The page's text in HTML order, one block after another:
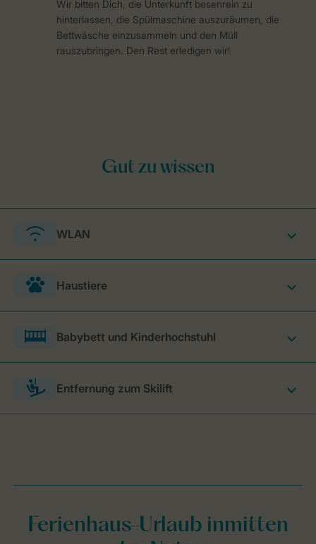
Wir bitten Dich, die Unterkunft besenrein zu
hinterlassen, die Spülmaschine auszuräumen, die
Bettwäsche einzusammeln und den Müll
rauszubringen. Den Rest erledigen wir!
WLAN
Haustiere
Babybett und Kinderhochstuhl
Entfernung zum Skilift
Ferienhaus-Urlaub inmitten